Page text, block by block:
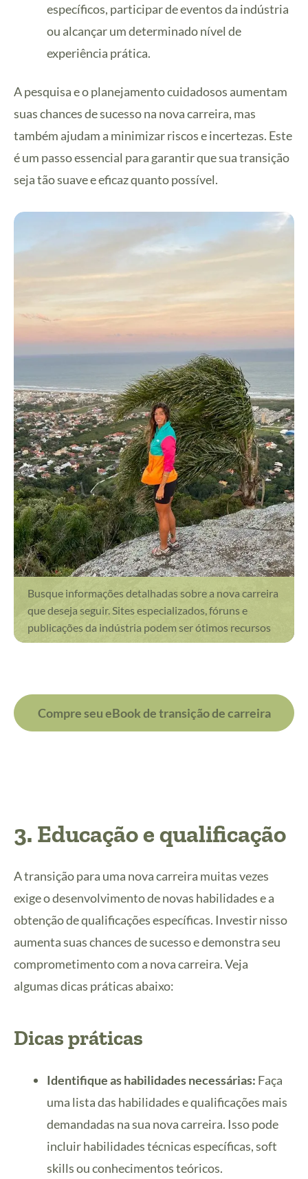
específicos, participar de eventos da indústria
ou alcançar um determinado nível de
experiência prática.
A pesquisa e o planejamento cuidadosos aumentam
suas chances de sucesso na nova carreira, mas
também ajudam a minimizar riscos e incertezas. Este
é um passo essencial para garantir que sua transição
seja tão suave e eficaz quanto possível.
Busque informações detalhadas sobre a nova carreira
que deseja seguir. Sites especializados, fóruns e
publicações da indústria podem ser ótimos recursos
Compre seu eBook de transição de carreira
3. Educação e qualificação
A transição para uma nova carreira muitas vezes
exige o desenvolvimento de novas habilidades e a
obtenção de qualificações específicas. Investir nisso
aumenta suas chances de sucesso e demonstra seu
comprometimento com a nova carreira. Veja
algumas dicas práticas abaixo:
Dicas práticas
Identifique as habilidades necessárias: Faça
uma lista das habilidades e qualificações mais
demandadas na sua nova carreira. Isso pode
incluir habilidades técnicas específicas, soft
skills ou conhecimentos teóricos.